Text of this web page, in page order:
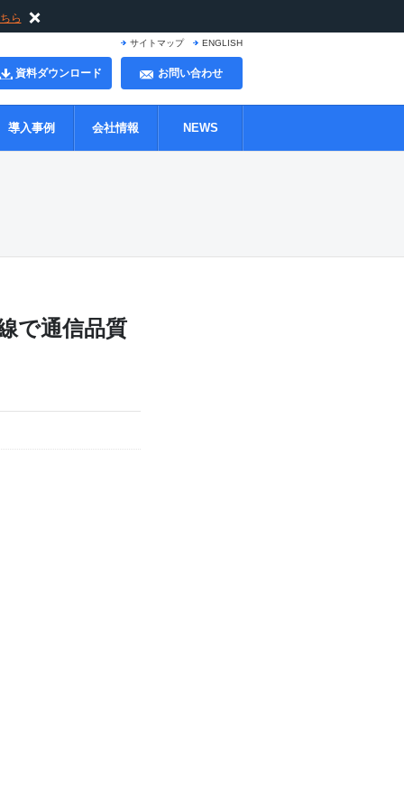
ら
ENGLISH
サイトマップ
お問い合わせ
資料ダウンロード
導入事例 会社情報 NEWS
で通信品質